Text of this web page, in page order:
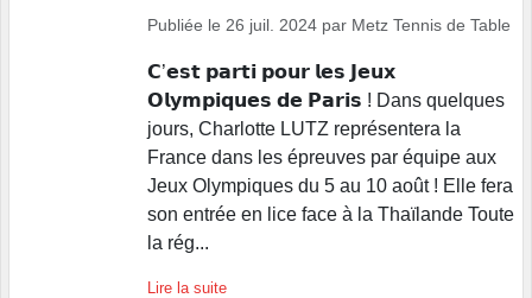
Publiée le 26 juil. 2024 par Metz Tennis de Table
𝗖’𝗲𝘀𝘁 𝗽𝗮𝗿𝘁𝗶 𝗽𝗼𝘂𝗿 𝗹𝗲𝘀 𝗝𝗲𝘂𝘅
𝗢𝗹𝘆𝗺𝗽𝗶𝗾𝘂𝗲𝘀 𝗱𝗲 𝗣𝗮𝗿𝗶𝘀 ! Dans quelques
jours, Charlotte LUTZ représentera la
France dans les épreuves par équipe aux
Jeux Olympiques du 5 au 10 août ! Elle fera
son entrée en lice face à la Thaïlande Toute
la rég...
Lire la suite